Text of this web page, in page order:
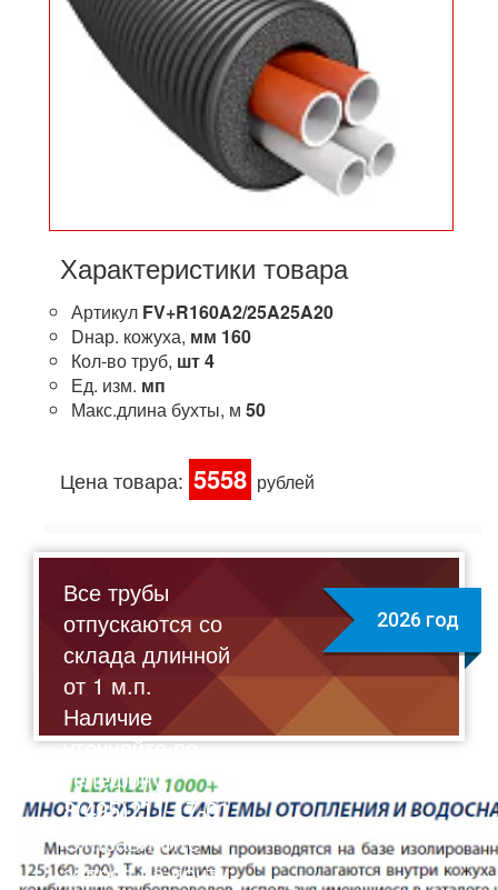
Характеристики товара
Артикул FV+R160A2/25A25A20
Dнар. кожуха, мм 160
Кол-во труб, шт4
Ед. изм. мп
Макс.длина бухты, м 50
Цена товара: 5558 рублей
Все трубы
отпускаются со
склада длинной
от 1 м.п.
Наличие
уточняйте по
телефону:
8(495)211-17-01
Отправляйте
запрос на почту:
2026 год